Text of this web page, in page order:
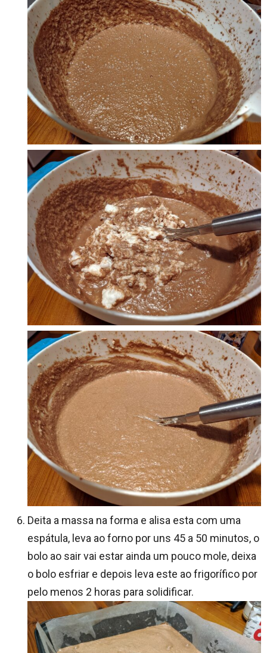
Deita a massa na forma e alisa esta com uma
espátula, leva ao forno por uns 45 a 50 minutos, o
bolo ao sair vai estar ainda um pouco mole, deixa
o bolo esfriar e depois leva este ao frigorífico por
pelo menos 2 horas para solidificar.